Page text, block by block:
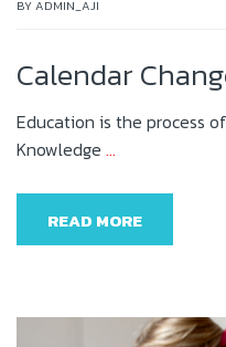
BYADMIN_AJI
Calendar
Education is the process
Knowledge …
READ MORE